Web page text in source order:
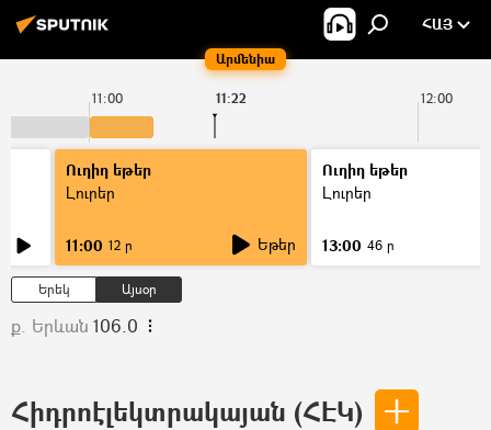
Արմենիա
ՀԱՅ
11:00 12:00
11:22
Ուղիղ եթեր
Լուրեր
11:00 12 ր Եթեր
Ուղիղ եթեր
Լուրեր
13:00 46 ր
Երեկ Այսօր
ք. Երևան 106.0
Հիդրոէլեկտրակայան (ՀԷԿ)